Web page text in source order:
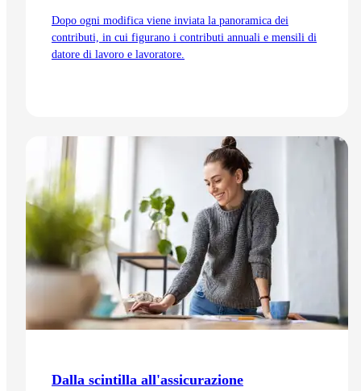
Dopo ogni modifica viene inviata la panoramica dei
contributi, in cui figurano i contributi annuali e mensili di
datore di lavoro e lavoratore.
Vai all'articolo
Dalla scintilla all'assicurazione